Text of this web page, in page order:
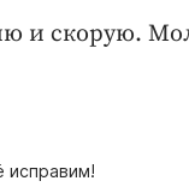
и скорую.
исправим!